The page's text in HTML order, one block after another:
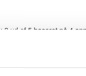
: 2 ud af 5 baseret på 4